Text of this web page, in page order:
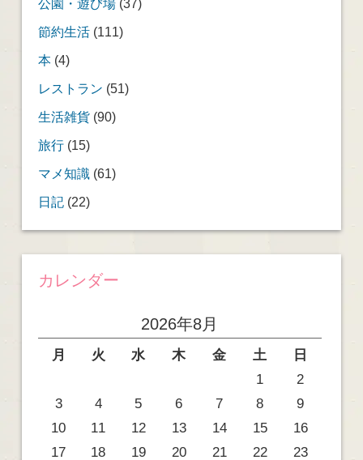
節約生活(111)
本(4)
レストラン (51)
生活雑貨(90)
旅行(15)
マメ知識 (61)
日記 (22)
カレンダー
2026年8月
月 火 水 木 金 土
日
1
2
3
4 5 6 7 8
9
10
11 12 13 14 15
16
17
18 19 20 21 22
23